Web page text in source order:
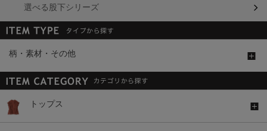
選べる股下シリーズ
柄・素材・その他
トップス